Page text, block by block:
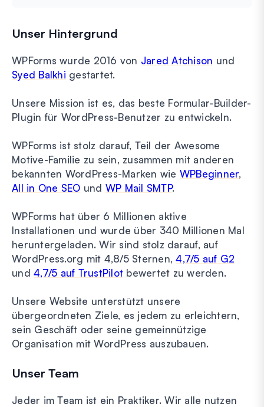
Unser Hintergrund
WPForms wurde 2016 von Jared Atchison und
Syed Balkhi gestartet.
Unsere Mission ist es, das beste Formular-Builder-
Plugin für WordPress-Benutzer zu entwickeln.
WPForms ist stolz darauf, Teil der Awesome
Motive-Familie zu sein, zusammen mit anderen
bekannten WordPress-Marken wie WPBeginner,
All in One SEO und WP Mail SMTP.
WPForms hat über 6 Millionen aktive
Installationen und wurde über 340 Millionen Mal
heruntergeladen. Wir sind stolz darauf, auf
WordPress.org mit 4,8/5 Sternen,4,7/5 auf G2
und 4,7/5 auf TrustPilot bewertet zu werden.
Unsere Website unterstützt unsere
übergeordneten Ziele, es jedem zu erleichtern,
sein Geschäft oder seine gemeinnützige
Organisation mit WordPress auszubauen.
Unser Team
Jeder im Team ist ein Praktiker. Wir alle nutzen